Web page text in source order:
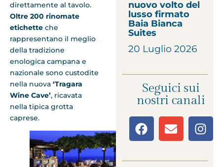
direttamente al tavolo.
Oltre 200 rinomate
etichette che
rappresentano il meglio
della tradizione
enologica campana e
nazionale sono custodite
nella nuova ‘Tragara
Wine Cave’, ricavata
nella tipica grotta
caprese.
nuovo volto del
lusso firmato
Baia Bianca
Suites
20 Luglio 2026
Seguici sui
nostri canali